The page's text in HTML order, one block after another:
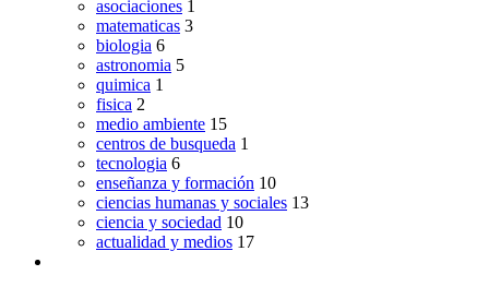
asociaciones 1
matematicas 3
biologia 6
astronomia 5
quimica 1
fisica 2
medio ambiente 15
centros de busqueda 1
tecnologia 6
enseñanza y formación 10
ciencias humanas y sociales 13
ciencia y sociedad 10
actualidad y medios 17